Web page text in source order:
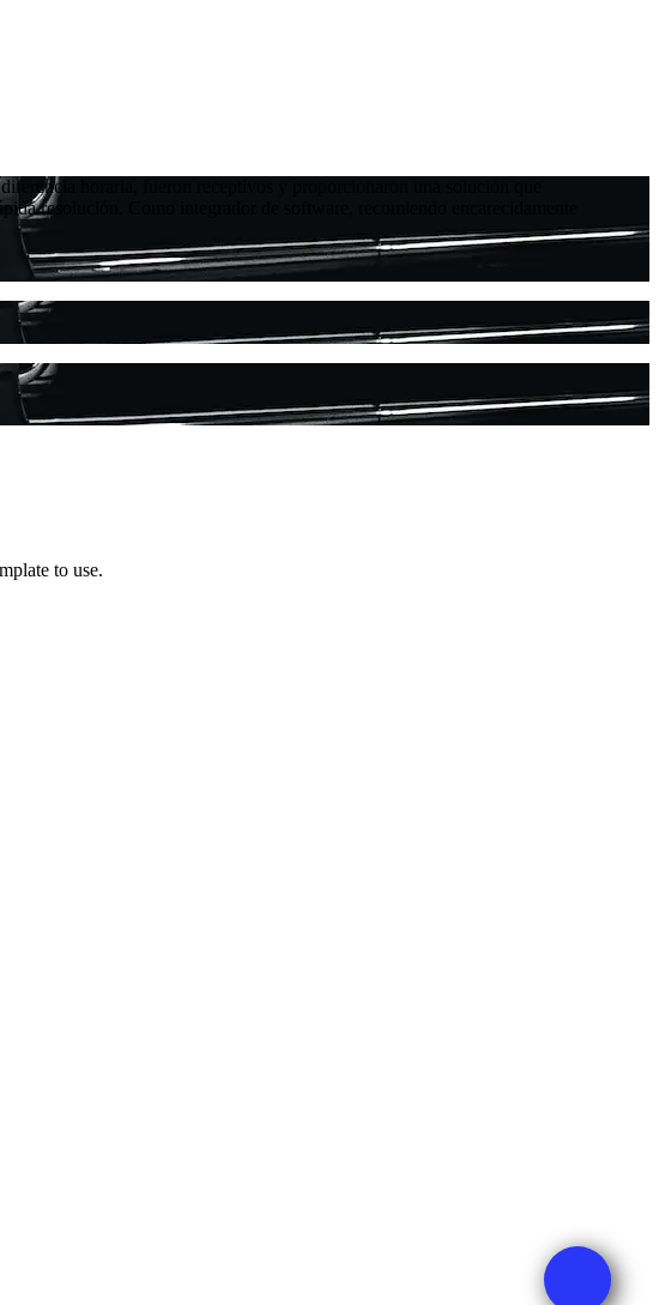
horaria, fueron receptivos y proporcionaron una solución que
resolución. Como integrador de software, recomiendo encarecidamente
to use.